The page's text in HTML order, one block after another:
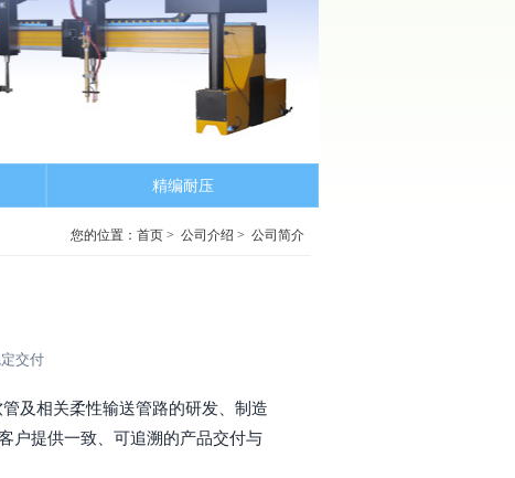
精编耐压
您的位置： 首页> 公司介绍 > 公司简介
交付
及相关柔性输送管路的研发、制造
户提供一致、可追溯的产品交付与